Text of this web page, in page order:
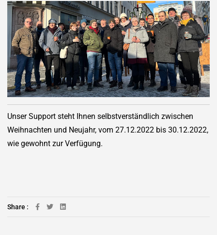
Unser Support steht Ihnen selbstverständlich zwischen
Weihnachten und Neujahr, vom 27.12.2022 bis 30.12.2022,
wie gewohnt zur Verfügung.
Share :